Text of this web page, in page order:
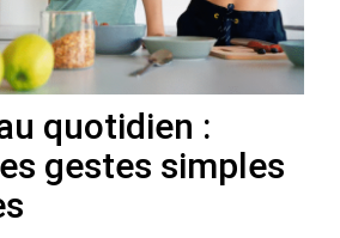
quotidien :
gestes simples